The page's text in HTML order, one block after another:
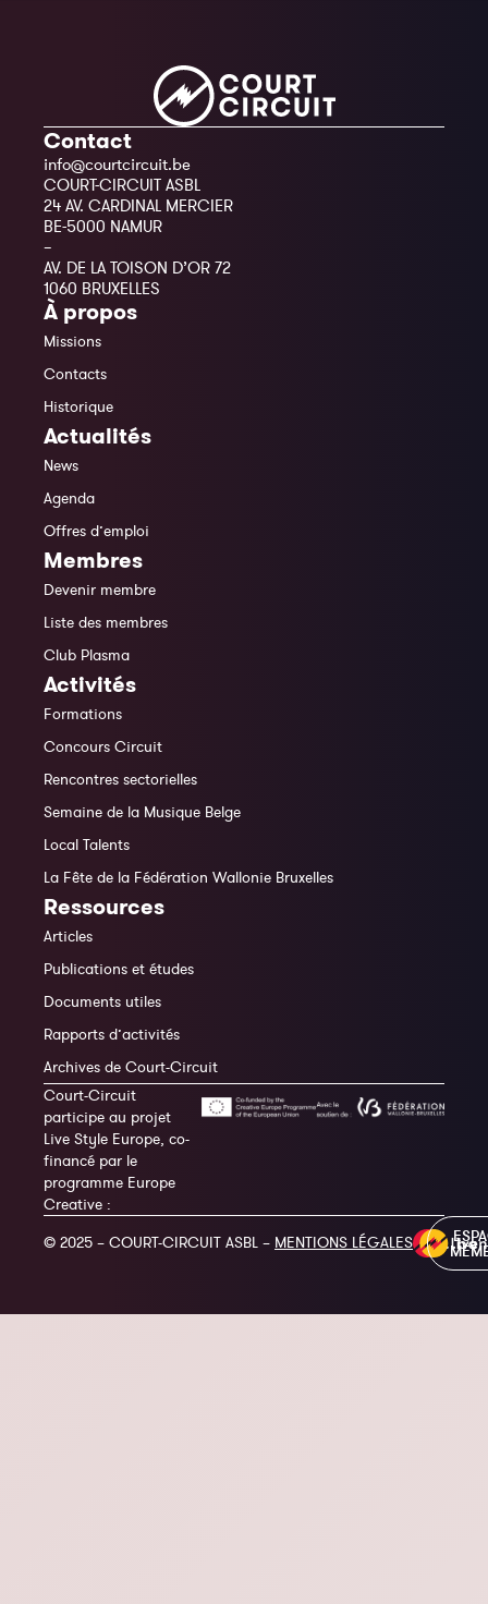
Contact
info@courtcircuit.be
COURT-CIRCUIT ASBL
24 AV. CARDINAL MERCIER
BE-5000 NAMUR
–
AV. DE LA TOISON D’OR 72
1060 BRUXELLES
À propos
Missions
Contacts
Historique
Actualités
News
Agenda
Offres d’emploi
Membres
Devenir membre
Liste des membres
Club Plasma
Activités
Formations
Concours Circuit
Rencontres sectorielles
Semaine de la Musique Belge
Local Talents
La Fête de la Fédération Wallonie Bruxelles
Ressources
Articles
Publications et études
Documents utiles
Rapports d’activités
Archives de Court-Circuit
Court-Circuit
participe au projet
Live Style Europe, co-
financé par le
programme Europe
Creative :
© 2025 – COURT-CIRCUIT ASBL – MENTIONS LÉGALES